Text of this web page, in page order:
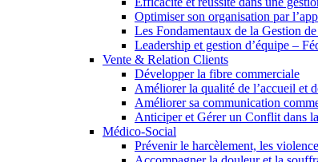
Optimiser son organisation par
Les Fondamentaux de la Gestion
Leadership et gestion d’équipe –
Vente & Relation Clients
Développer la fibre commerciale
Améliorer la qualité de l’accueil et
Améliorer sa communication
Anticiper et Gérer un Conflit dans
Médico-Social
Prévenir le harcèlement, les